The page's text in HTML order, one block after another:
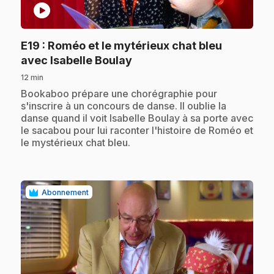
play_circle
E19 : Roméo et le mytérieux chat bleu
avec Isabelle Boulay.
12 min
.Bookaboo prépare une chorégraphie pour
s'inscrire à un concours de danse. Il oublie la
danse quand il voit Isabelle Boulay à sa porte avec
le sacabou pour lui raconter l'histoire de Roméo et
le mystérieux chat bleu.
Abonnement